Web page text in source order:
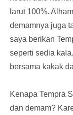
larut 100%.
demamnya juga
saya berikan
seperti sedia
bersama kakak
Kenapa Tempra
dan demam?